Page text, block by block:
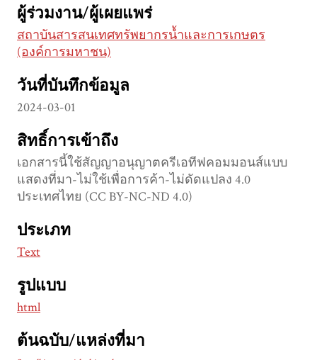
ผู้ร่วมงาน/ผู้เผยแพร่
สถาบันสารสนเทศทรัพยากรน้ำและการเกษตร
(องค์การมหาชน)
วันที่บันทึกข้อมูล
2024-03-01
สิทธิ์การเข้าถึง
เอกสารนี้ใช้สัญญาอนุญาตครีเอทีฟคอมมอนส์แบบ
แสดงที่มา-ไม่ใช้เพื่อการค้า-ไม่ดัดแปลง 4.0
ประเทศไทย (CC BY-NC-ND 4.0)
ประเภท
Text
รูปแบบ
html
ต้นฉบับ/แหล่งที่มา